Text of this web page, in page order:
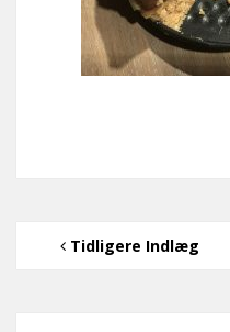
Tidligere Indlæg